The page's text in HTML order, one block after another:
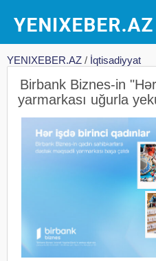
YENIXEBER.AZ / İqtisadiyyat
Birbank Biznes-in
yarmarkası uğurla